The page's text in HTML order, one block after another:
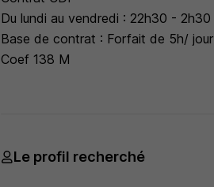
Du lundi au vendredi : 22h30 - 2h30
Base de contrat : Forfait de 5h/ jour
Coef 138 M
Le profil recherché